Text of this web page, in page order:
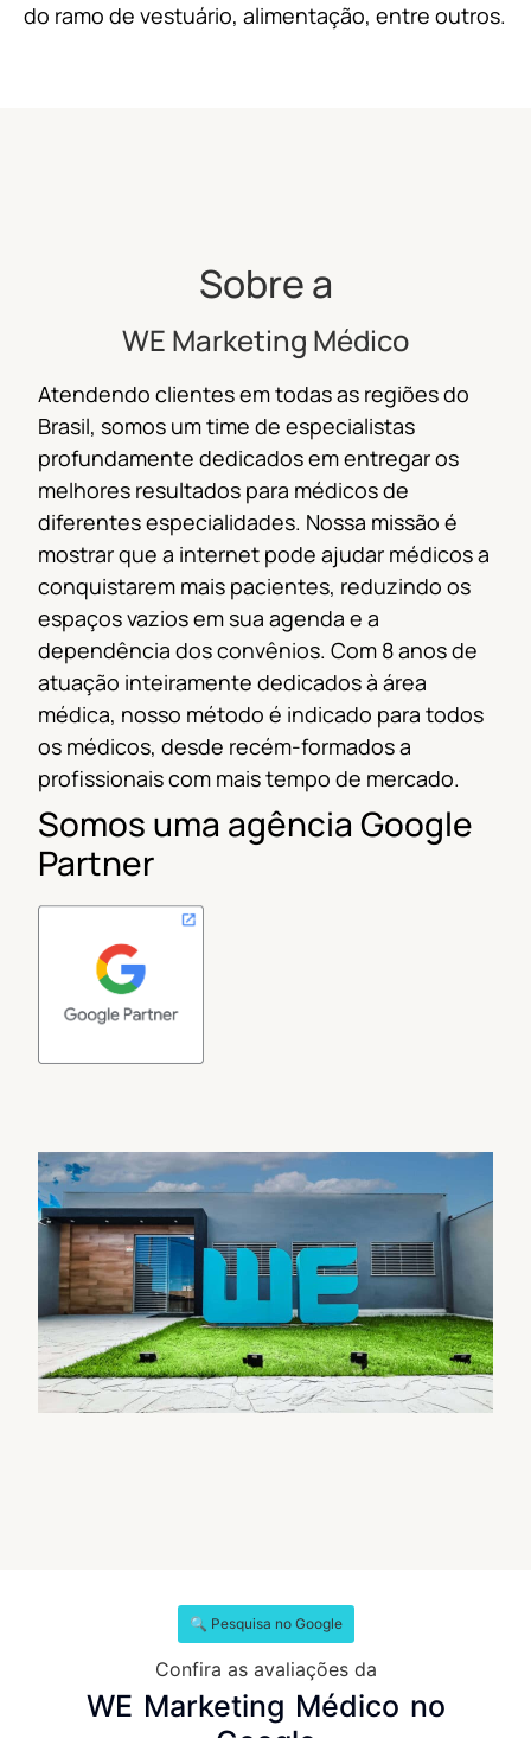
do ramo de vestuário, alimentação, entre outros.
Sobre a
WE Marketing Médico
Atendendo clientes em todas as regiões do
Brasil, somos um time de especialistas
profundamente dedicados em entregar os
melhores resultados para médicos de
diferentes especialidades. Nossa missão é
mostrar que a internet pode ajudar médicos a
conquistarem mais pacientes, reduzindo os
espaços vazios em sua agenda e a
dependência dos convênios. Com 8 anos de
atuação inteiramente dedicados à área
médica, nosso método é indicado para todos
os médicos, desde recém-formados a
profissionais com mais tempo de mercado.
Somos uma agência Google
Partner
🔍 Pesquisa no Google
Confira as avaliações da
WE Marketing Médico no